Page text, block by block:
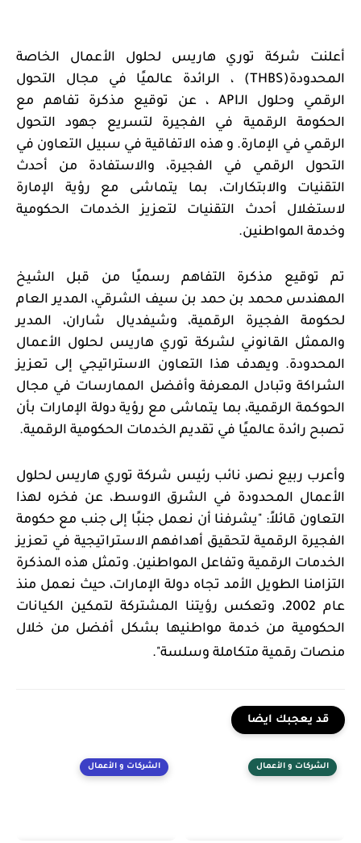
أعلنت شركة توري هاريس لحلول الأعمال الخاصة
المحدودة(THBS) ، الرائدة عالميًا في مجال التحول
الرقمي وحلول الـAPI ، عن توقيع مذكرة تفاهم مع
الحكومة الرقمية في الفجيرة لتسريع جهود التحول
الرقمي في الإمارة. و هذه الاتفاقية في سبيل التعاون في
التحول الرقمي في الفجيرة، والاستفادة من أحدث
التقنيات والابتكارات،
بما يتماشى مع رؤية الإمارة
لاستغلال أحدث التقنيات لتعزيز الخدمات الحكومية
وخدمة المواطنين.
تم توقيع مذكرة التفاهم رسميًا من قبل الشيخ
المهندس محمد بن حمد بن سيف الشرقي، المدير العام
لحكومة الفجيرة الرقمية، وشيفديال شاران، المدير
والممثل القانوني لشركة توري هاريس لحلول الأعمال
المحدودة. ويهدف هذا التعاون الاستراتيجي إلى تعزيز
الشراكة وتبادل المعرفة وأفضل الممارسات في مجال
الحوكمة الرقمية، بما يتماشى مع رؤية دولة الإمارات بأن
تصبح رائدة عالميًا في تقديم الخدمات الحكومية الرقمية.
وأعرب ربيع نصر، نائب رئيس شركة توري هاريس لحلول
الأعمال المحدودة في الشرق الاوسط، عن فخره لهذا
التعاون قائلاً: "يشرفنا أن نعمل جنبًا إلى جنب مع حكومة
الفجيرة الرقمية لتحقيق أهدافهم الاستراتيجية في تعزيز
الخدمات الرقمية وتفاعل المواطنين. وتمثل هذه المذكرة
التزامنا الطويل الأمد تجاه دولة الإمارات، حيث نعمل منذ
عام 2002، وتعكس رؤيتنا المشتركة لتمكين الكيانات
الحكومية من خدمة مواطنيها بشكل أفضل من خلال
منصات رقمية متكاملة وسلسة."
قد يعجبك ايضا
الشركات و الأعمال الشركات و الأعمال